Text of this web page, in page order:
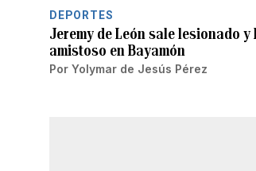
DEPORTES
Jeremy de León sale lesionado
amistoso en Bayamón
Por Yolymar de Jesús Pérez